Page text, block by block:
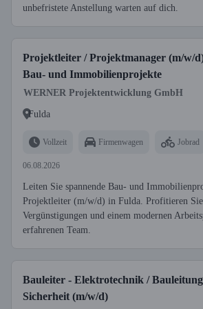
unbefristete Anstellung warten auf dich.
Projektleiter / Projektmanager (m/w/
Bau- und Immobilienprojekte
WERNER Projektentwicklung GmbH
Fulda
Vollzeit Firmenwagen Jobrad
06.08.2026
Leiten Sie spannende Bau- und
Projektleiter (m/w/d) in Fulda. Profitieren
Vergünstigungen und einem modernen
erfahrenen Team.
Bauleiter - Elektrotechnik /
Sicherheit (m/w/d)